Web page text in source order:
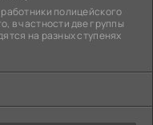
полицейского
в частности две группы
на разных ступенях